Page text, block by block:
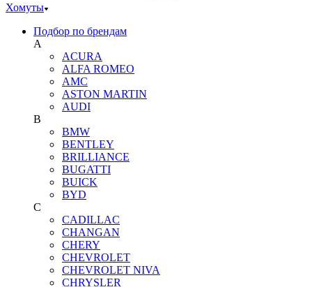
Хомуты
Подбор по брендам
A
ACURA
ALFA ROMEO
AMC
ASTON MARTIN
AUDI
B
BMW
BENTLEY
BRILLIANCE
BUGATTI
BUICK
BYD
C
CADILLAC
CHANGAN
CHERY
CHEVROLET
CHEVROLET NIVA
CHRYSLER